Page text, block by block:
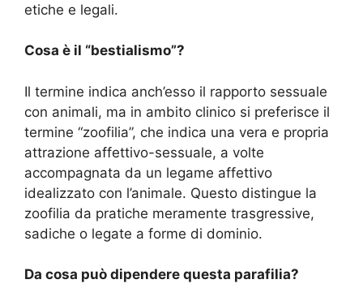
etiche e legali.
Cosa è il “bestialismo”?
Il termine indica anch’esso il rapporto sessuale
con animali, ma in ambito clinico si preferisce il
termine “zoofilia”, che indica una vera e propria
attrazione affettivo-sessuale, a volte
accompagnata da un legame affettivo
idealizzato con l’animale. Questo distingue la
zoofilia da pratiche meramente trasgressive,
sadiche o legate a forme di dominio.
Da cosa può dipendere questa parafilia?